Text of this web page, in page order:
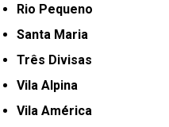
Rio Pequeno
Santa Maria
Três Divisas
Vila Alpina
Vila América